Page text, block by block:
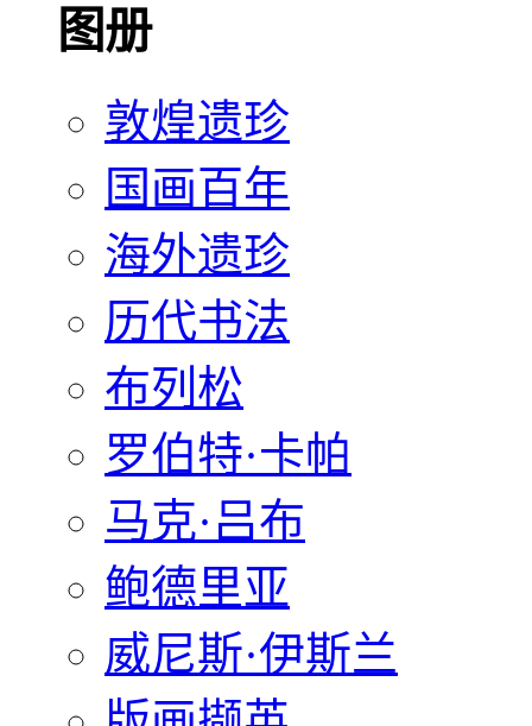
图册
敦煌遗珍
国画百年
海外遗珍
历代书法
布列松
罗伯特·卡帕
马克·吕布
鲍德里亚
威尼斯·伊斯兰